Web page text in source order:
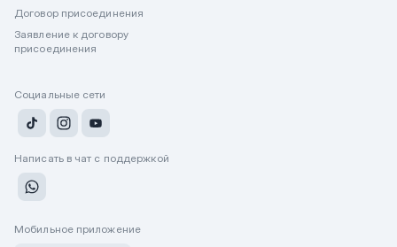
Договор присоединения
Заявление к договору
присоединения
Социальные сети
Написать в чат с поддержкой
Мобильное приложение